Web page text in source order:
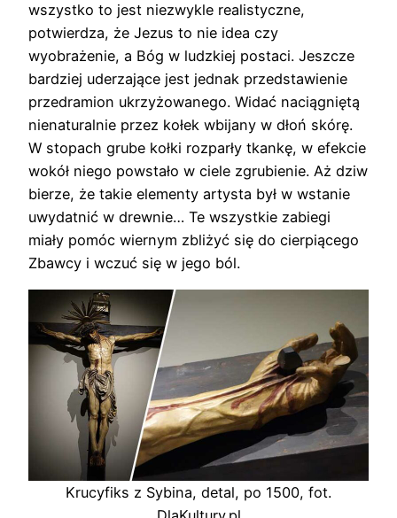
wszystko to jest niezwykle realistyczne,
potwierdza, że Jezus to nie idea czy
wyobrażenie, a Bóg w ludzkiej postaci. Jeszcze
bardziej uderzające jest jednak przedstawienie
przedramion ukrzyżowanego. Widać naciągniętą
nienaturalnie przez kołek wbijany w dłoń skórę.
W stopach grube kołki rozparły tkankę, w efekcie
wokół niego powstało w ciele zgrubienie. Aż dziw
bierze, że takie elementy artysta był w wstanie
uwydatnić w drewnie… Te wszystkie zabiegi
miały pomóc wiernym zbliżyć się do cierpiącego
Zbawcy i wczuć się w jego ból.
Krucyfiks z Sybina, detal, po 1500, fot.